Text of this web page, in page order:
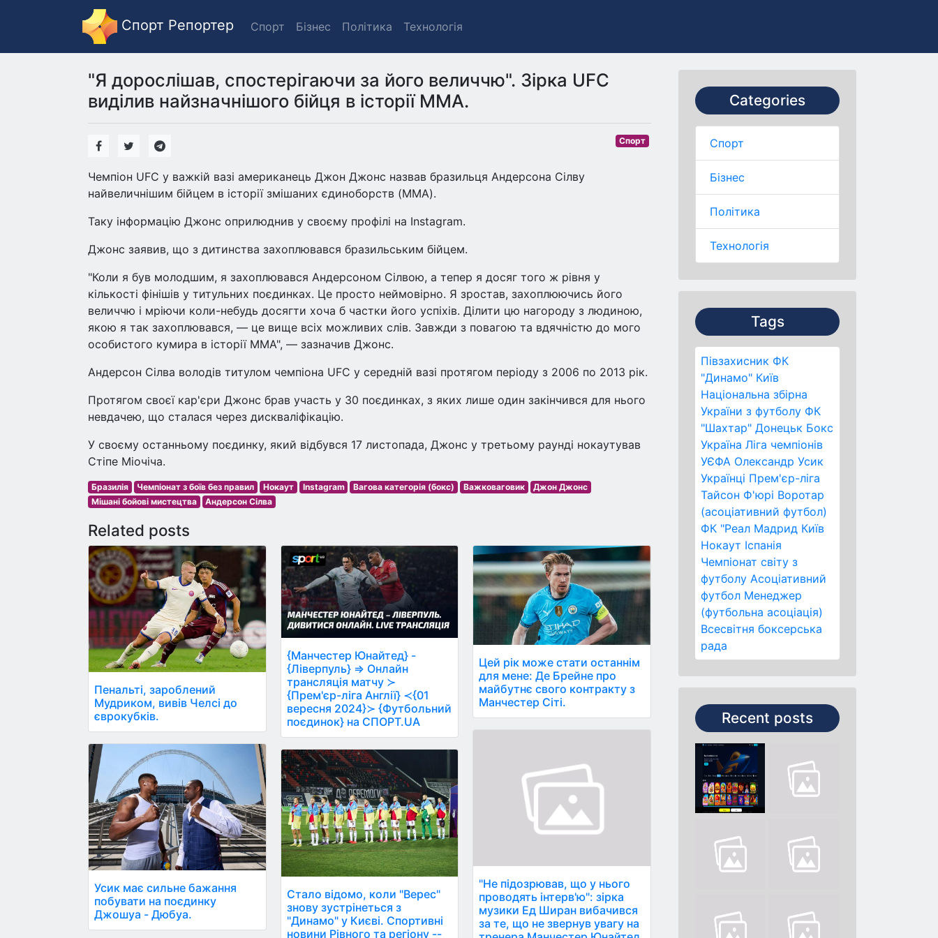
Спорт Репортер Спорт Бізнес Політика Технологія
Categories
Спорт
Бізнес
Політика
Технологія
Tags
Півзахисник ФК
"Динамо" Київ
Національна збірна
України з футболу ФК
"Шахтар" Донецьк Бокс
Україна Ліга чемпіонів
УЄФА Олександр Усик
Українці Прем'єр-ліга
Тайсон Ф'юрі Воротар
(асоціативний футбол)
ФК "Реал Мадрид Київ
Нокаут Іспанія
Чемпіонат світу з
футболу Асоціативний
футбол Менеджер
(футбольна асоціація)
Всесвітня боксерська
рада
Recent posts
"Я дорослішав, спостерігаючи за його величчю". Зірка UFC
виділив найзначнішого бійця в історії MMA.
Спорт
Чемпіон UFC у важкій вазі американець Джон Джонс назвав бразильця Андерсона Сілву
найвеличнішим бійцем в історії змішаних єдиноборств (MMA).
Таку інформацію Джонс оприлюднив у своєму профілі на Instagram.
Джонс заявив, що з дитинства захоплювався бразильським бійцем.
"Коли я був молодшим, я захоплювався Андерсоном Сілвою, а тепер я досяг того ж рівня у
кількості фінішів у титульних поєдинках. Це просто неймовірно. Я зростав, захоплюючись його
величчю і мріючи коли-небудь досягти хоча б частки його успіхів. Ділити цю нагороду з людиною,
якою я так захоплювався, — це вище всіх можливих слів. Завжди з повагою та вдячністю до мого
особистого кумира в історії ММА", — зазначив Джонс.
Андерсон Сілва володів титулом чемпіона UFC у середній вазі протягом періоду з 2006 по 2013 рік.
Протягом своєї кар'єри Джонс брав участь у 30 поєдинках, з яких лише один закінчився для нього
невдачею, що сталася через дискваліфікацію.
У своєму останньому поєдинку, який відбувся 17 листопада, Джонс у третьому раунді нокаутував
Стіпе Міочіча.
Бразилія Чемпіонат з боїв без правил Нокаут Instagram Вагова категорія (бокс) Важковаговик
Джон Джонс
Мішані бойові мистецтва
Андерсон Сілва
Related posts
Пенальті, зароблений
Мудриком, вивів Челсі до
єврокубків.
Усик має сильне бажання
побувати на поєдинку
Джошуа - Дюбуа.
{Манчестер Юнайтед} -
{Ліверпуль} ⇒ Онлайн
трансляція матчу ≻
{Прем'єр-ліга Англії} ≺{01
вересня 2024}≻ {Футбольний
поєдинок} на СПОРТ.UA
Стало відомо, коли "Верес"
знову зустрінеться з
"Динамо" у Києві. Спортивні
новини Рівного та регіону --
Цей рік може стати останнім
для мене: Де Брейне про
майбутнє свого контракту з
Манчестер Сіті.
"Не підозрював, що у нього
проводять інтерв'ю": зірка
музики Ед Ширан вибачився
за те, що не звернув увагу на